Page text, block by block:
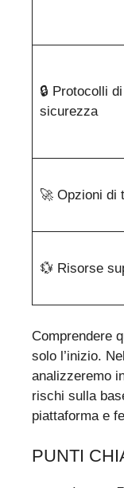
🔒 Protocolli di
sicurezza
🚀 Opzioni di
💱 Risorse
Comprendere
solo l’inizio.
analizzeremo
rischi sulla
piattaforma e
PUNTI